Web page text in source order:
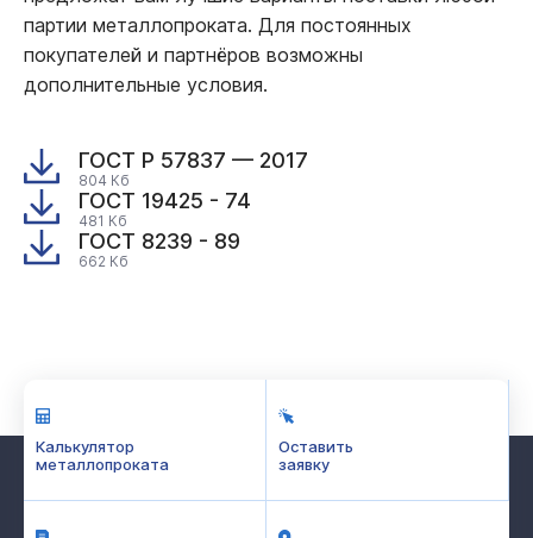
партии металлопроката. Для постоянных
покупателей и партнёров возможны
дополнительные условия.
ГОСТ Р 57837 — 2017
804 Кб
ГОСТ 19425 - 74
481 Кб
ГОСТ 8239 - 89
662 Кб
Калькулятор
металлопроката
Оставить
заявку